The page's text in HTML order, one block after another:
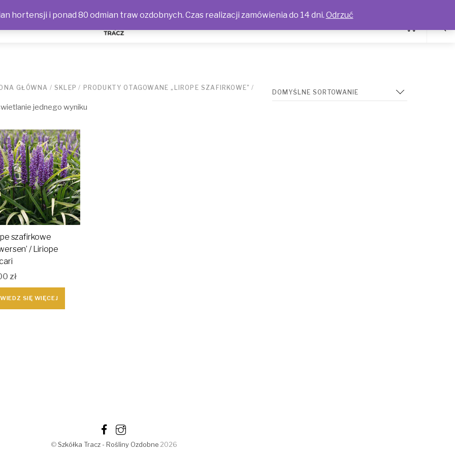
GŁÓWNA /SKLEP / PRODUKTY OTAGOWANE „LIROPE SZAFIRKOWE” /
jednego wyniku
szafirkowe
/ Liriope
zł
SIĘ WIĘCEJ
© Szkółka Tracz - Rośliny Ozdobne2026
hortensji i ponad 80 odmian traw ozdobnych. Czas realizacji zamówienia do 14 dni. Odrzuć